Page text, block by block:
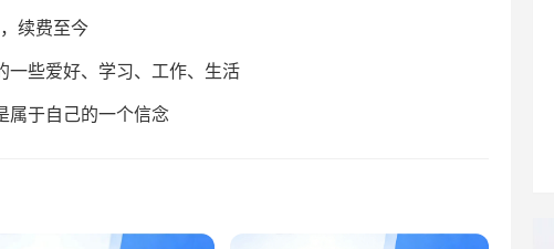
续费至今
一些爱好、学习、工作、生活
属于自己的一个信念